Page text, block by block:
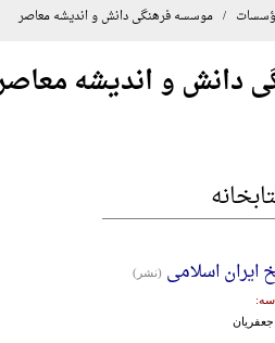
/ موسسه فرهنگی دانش و اندیشه معاصر
دانش و اندیشه
ایران اسلامی (نشر)